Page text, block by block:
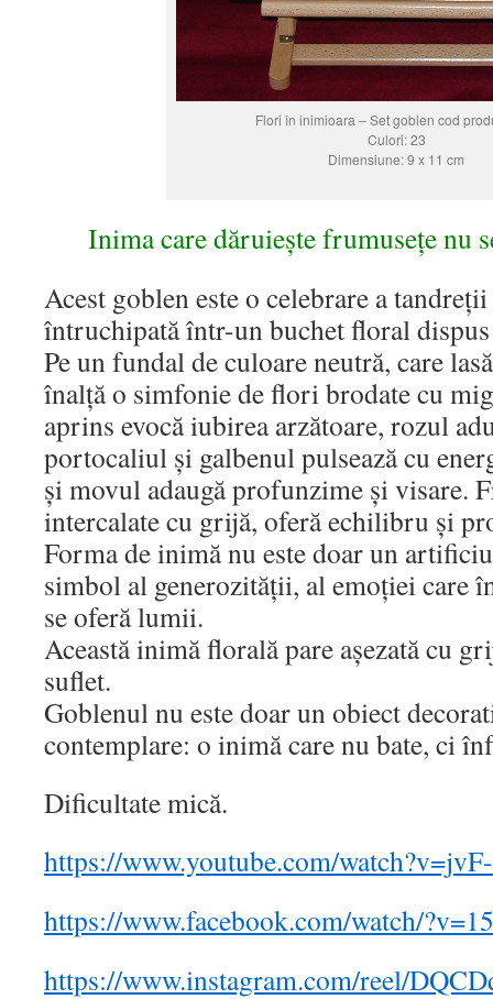
Flori în inimioara – Set goblen cod
Culori: 23
Dimensiune: 9 x 11 cm
Inima care dăruiește frumusețe nu
Acest goblen este o celebrare a
întruchipată într-un buchet floral
Pe un fundal de culoare neutră, care
înalță o simfonie de flori brodate cu
aprins evocă iubirea arzătoare, rozul
portocaliul și galbenul pulsează cu
și movul adaugă profunzime și visare.
intercalate cu grijă, oferă echilibru și
Forma de inimă nu este doar un
simbol al generozității, al emoției care
se oferă lumii.
Această inimă florală pare așezată cu
suflet.
Goblenul nu este doar un obiect
contemplare: o inimă care nu bate, ci
Dificultate mică.
https://www.youtube.com/
https://www.facebook.com/watch/
https://www.instagram.com/reel/